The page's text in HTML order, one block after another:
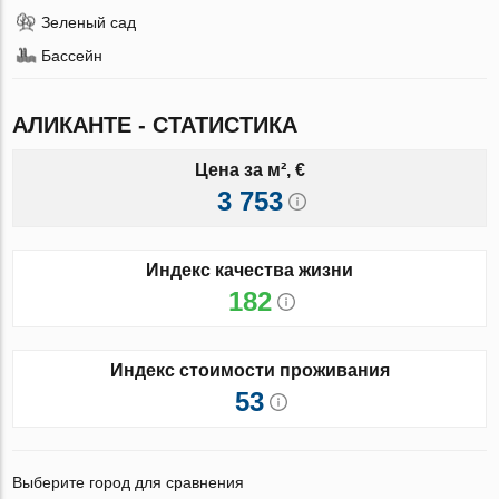
Зеленый сад
Бассейн
АЛИКАНТЕ - СТАТИСТИКА
Цена за м², €
3 753
Индекс качества жизни
182
Индекс стоимости проживания
53
Выберите город для сравнения